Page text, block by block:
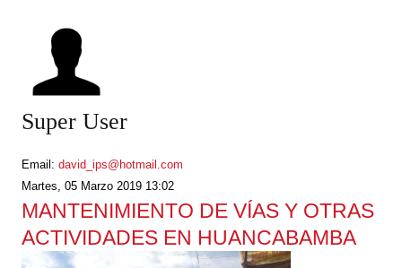
Super User
Email:david_ips@hotmail.com
Martes, 05 Marzo 2019 13:02
MANTENIMIENTO DE VÍAS Y OTRAS
ACTIVIDADES EN HUANCABAMBA